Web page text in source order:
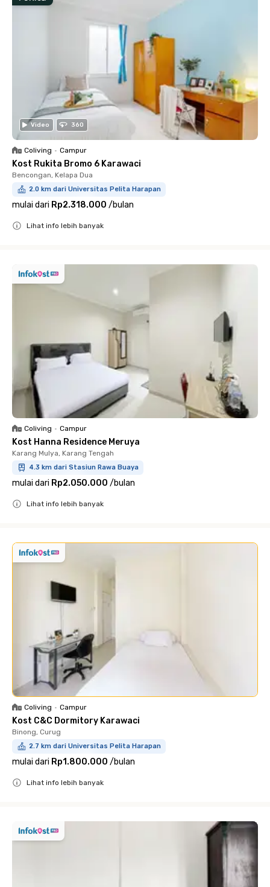
Video 360
Coliving • Campur
Kost Rukita Bromo 6 Karawaci
Bencongan, Kelapa Dua
2.0 km dari Universitas Pelita Harapan
mulai dari Rp2.318.000 /bulan
Lihat info lebih banyak
Coliving • Campur
Kost Hanna Residence Meruya
Karang Mulya, Karang Tengah
4.3 km dari Stasiun Rawa Buaya
mulai dari Rp2.050.000 /bulan
Lihat info lebih banyak
Coliving • Campur
Kost C&C Dormitory Karawaci
Binong, Curug
2.7 km dari Universitas Pelita Harapan
mulai dari Rp1.800.000 /bulan
Lihat info lebih banyak